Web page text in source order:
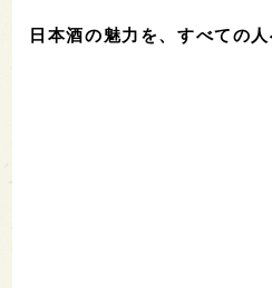
日本酒の魅力を、すべての